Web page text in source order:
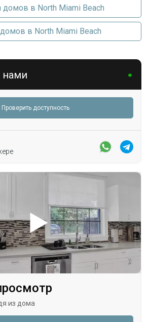
в North Miami Beach
в North Miami Beach
нами
Проверить доступность
из дома